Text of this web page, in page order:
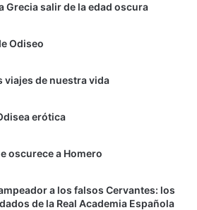
Grecia salir de la edad oscura
Odiseo
viajes de nuestra vida
erótica
oscurece a Homero
a los falsos Cervantes: los
de la Real Academia Española